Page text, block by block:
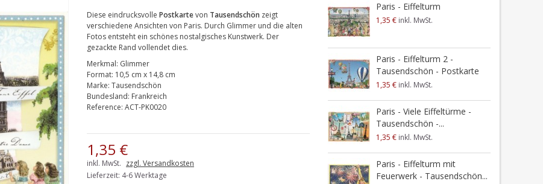
Diese eindrucksvolle Postkartevon Tausendschön zeigt
verschiedene Ansichten von Paris. Durch Glimmer und die alten
Fotos entsteht ein schönes nostalgisches Kunstwerk. Der
gezackte Rand vollendet dies.
Merkmal: Glimmer
Format: 10,5 cm x 14,8 cm
Marke: Tausendschön
Bundesland: Frankreich
Reference: ACT-PK0020
1,35 €
inkl. MwSt. zzgl. Versandkosten
Lieferzeit: 4-6 Werktage
Paris - Eiffelturm
1,35 € inkl. MwSt.
Paris - Eiffelturm 2 -
Tausendschön - Postkarte
1,35 € inkl. MwSt.
Paris - Viele Eiffeltürme -
Tausendschön -...
1,35 € inkl. MwSt.
Paris - Eiffelturm mit
Feuerwerk - Tausendschön...